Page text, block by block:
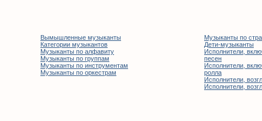
Вымышленные музыканты
Категории музыкантов
Музыканты по алфавиту
Музыканты по группам
Музыканты по инструментам
Музыканты по оркестрам
Музыканты по
Дети-музыканты
Исполнители,
песен
Исполнители,
ролла
Исполнители,
Исполнители,